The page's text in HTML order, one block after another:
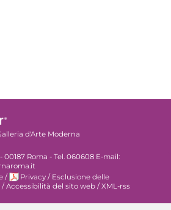
d'Arte Moderna
00187 Roma - Tel. 060608 E-mail:
/ Privacy / Esclusione delle
/ Accessibilità del sito web / XML-rss